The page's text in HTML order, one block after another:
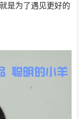
是为了遇见更好的